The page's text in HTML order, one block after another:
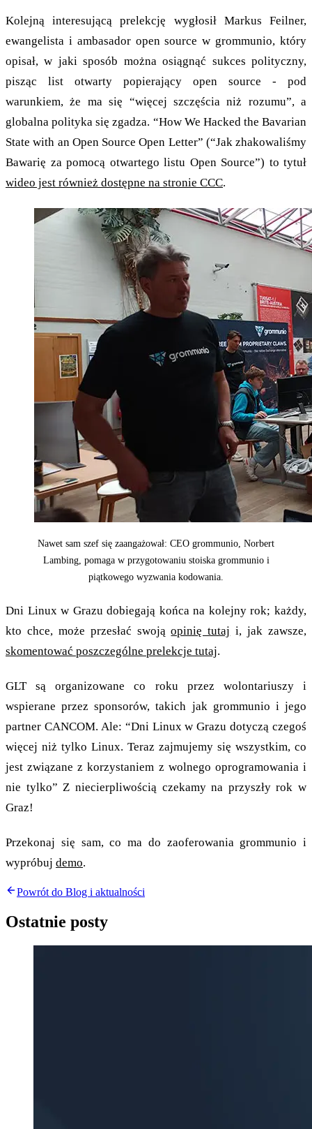
Kolejną interesującą prelekcję wygłosił Markus Feilner,
ewangelista i ambasador open source w grommunio, który
opisał, w jaki sposób można osiągnąć sukces polityczny,
pisząc list otwarty popierający open source - pod
warunkiem, że ma się “więcej szczęścia niż rozumu”, a
globalna polityka się zgadza. “How We Hacked the Bavarian
State with an Open Source Open Letter” (“Jak zhakowaliśmy
Bawarię za pomocą otwartego listu Open Source”) to tytuł
wideo jest również dostępne na stronie CCC.
Nawet sam szef się zaangażował: CEO grommunio, Norbert
Lambing, pomaga w przygotowaniu stoiska grommunio i
piątkowego wyzwania kodowania.
Dni Linux w Grazu dobiegają końca na kolejny rok; każdy,
kto chce, może przesłać swojąopinię tutaj i, jak zawsze,
skomentować poszczególne prelekcje tutaj.
GLT są organizowane co roku przez wolontariuszy i
wspierane przez sponsorów, takich jak grommunio i jego
partner CANCOM. Ale: “Dni Linux w Grazu dotyczą czegoś
więcej niż tylko Linux. Teraz zajmujemy się wszystkim, co
jest związane z korzystaniem z wolnego oprogramowania i
nie tylko” Z niecierpliwością czekamy na przyszły rok w
Graz!
Przekonaj się sam, co ma do zaoferowania grommunio i
wypróbuj demo.
Powrót do Blog i aktualności
Ostatnie posty